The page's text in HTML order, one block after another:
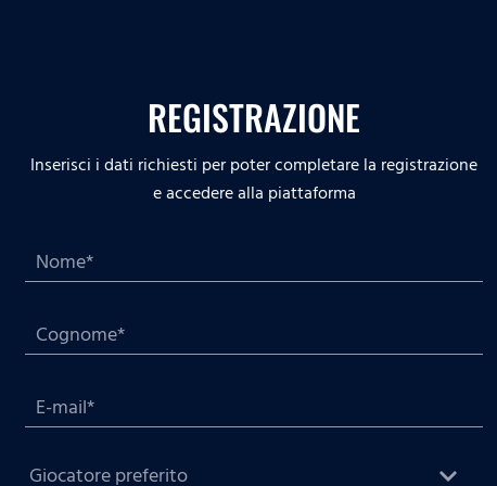
REGISTRAZIONE
Inserisci i dati richiesti per poter completare la registrazione
e accedere alla piattaforma